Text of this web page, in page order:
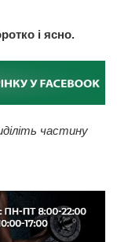
і ясно.
частину